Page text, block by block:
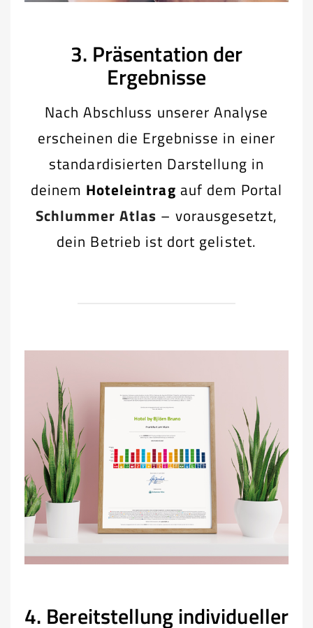
3. Präsentation der
Ergebnisse
Nach Abschluss unserer Analyse
erscheinen die Ergebnisse in einer
standardisierten Darstellung in
deinem Hoteleintrag auf dem Portal
Schlummer Atlas – vorausgesetzt,
dein Betrieb ist dort gelistet.
4. Bereitstellung individueller